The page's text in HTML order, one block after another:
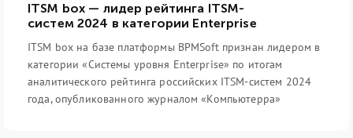
ITSM box — лидер рейтинга ITSM-
систем 2024 в категории Enterprise
ITSM box на базе платформы BPMSoft признан лидером в
категории «Системы уровня Enterprise» по итогам
аналитического рейтинга российских ITSM-систем 2024
года, опубликованного журналом «Компьютерра»